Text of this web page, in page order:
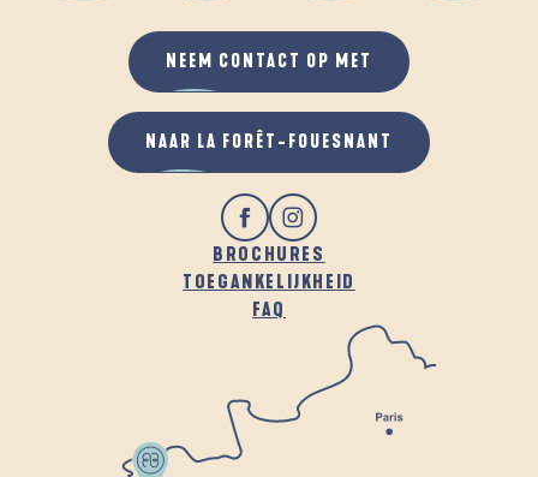
IN DE FRISSE LUCHT
BROCHURES
TOEGANKELIJKHEID
FAQ
NEEM CONTACT OP MET
NAAR LA FORÊT-FOUESNANT